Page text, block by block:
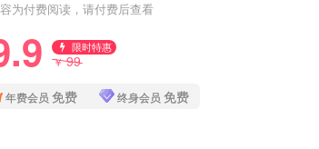
为付费阅读，请付费后查看
限时特惠
￥99
年费会员 免费 终身会员 免费